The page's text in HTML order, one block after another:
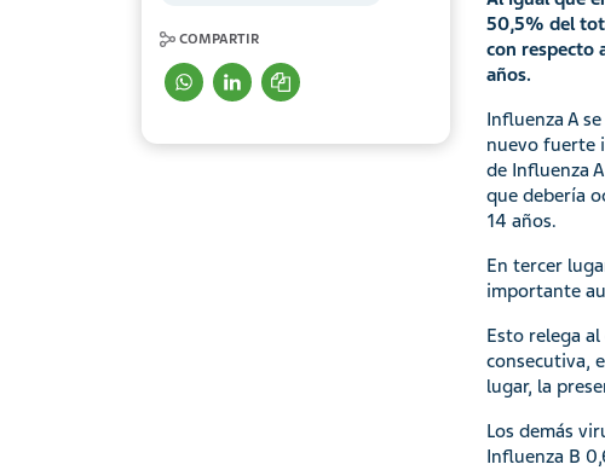
COMPARTIR
50,5% del
con respecto
años.
Influenza A
nuevo fuerte
de Influenza
que debería
14 años.
En tercer
importante
Esto relega
consecutiva,
lugar, la
Los demás
Influenza B